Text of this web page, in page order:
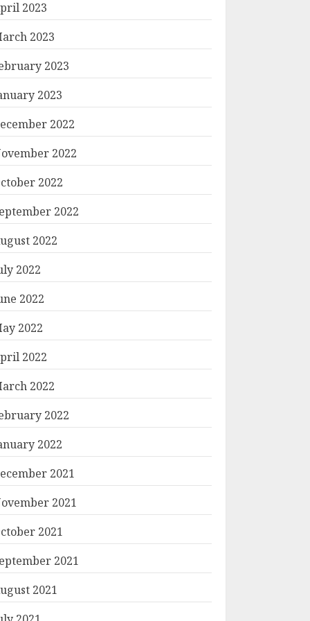
2023
2023
2023
2023
2022
2022
2022
2022
2022
2022
2022
2022
2022
2022
2022
2022
2021
2021
2021
2021
2021